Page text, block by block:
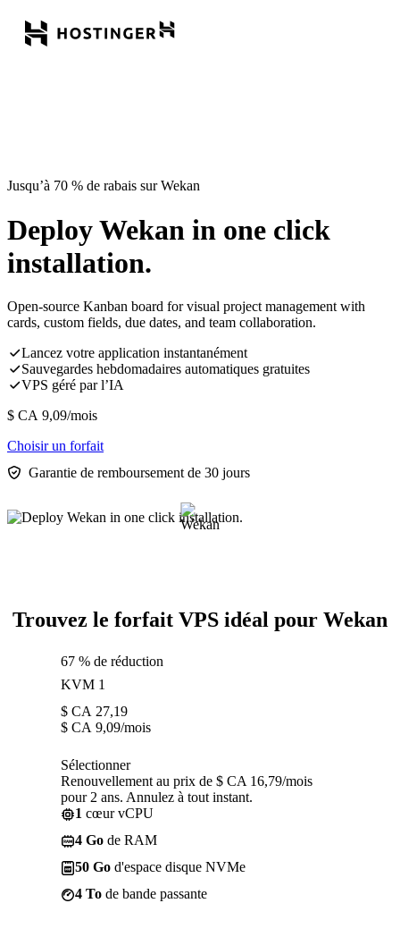
Jusqu’à 70 % de rabais sur Wekan
Deploy Wekan in one click
installation.
Open-source Kanban board for visual project management with
cards, custom fields, due dates, and team collaboration.
Lancez votre application instantanément
Sauvegardes hebdomadaires automatiques gratuites
VPS géré par l’IA
$ CA 9,09/mois
Choisir un forfait
Garantie de remboursement de 30 jours
Trouvez le forfait VPS idéal pour Wekan
67 % de réduction
KVM 1
$ CA 27,19
$ CA 9,09/mois
Sélectionner
Renouvellement au prix de $ CA 16,79/mois
pour 2 ans. Annulez à tout instant.
1 cœur vCPU
4 Go de RAM
50 Go d'espace disque NVMe
4 To de bande passante